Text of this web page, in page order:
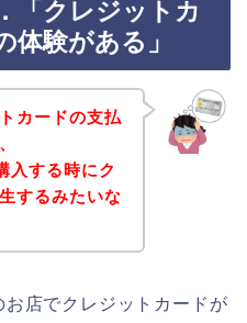
「クレジットカ
体験がある」
カードの支払
入する時にク
するみたいな
店でクレジットカードが